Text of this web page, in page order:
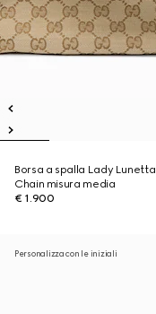
Borsa a spalla Lady Lunetta
Chain misura media
€ 1.900
Personalizza con le iniziali